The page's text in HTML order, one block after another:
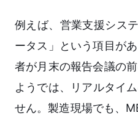
例えば、営業支援シス
ータス」という項目が
者が月末の報告会議の
ようでは、リアルタイ
せん。製造現場でも、